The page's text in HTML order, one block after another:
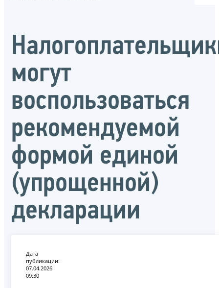
могут
воспользоваться
рекомендуемой
формой единой
(упрощенной)
декларации
Дата
публикации:
07.04.2026
09:30